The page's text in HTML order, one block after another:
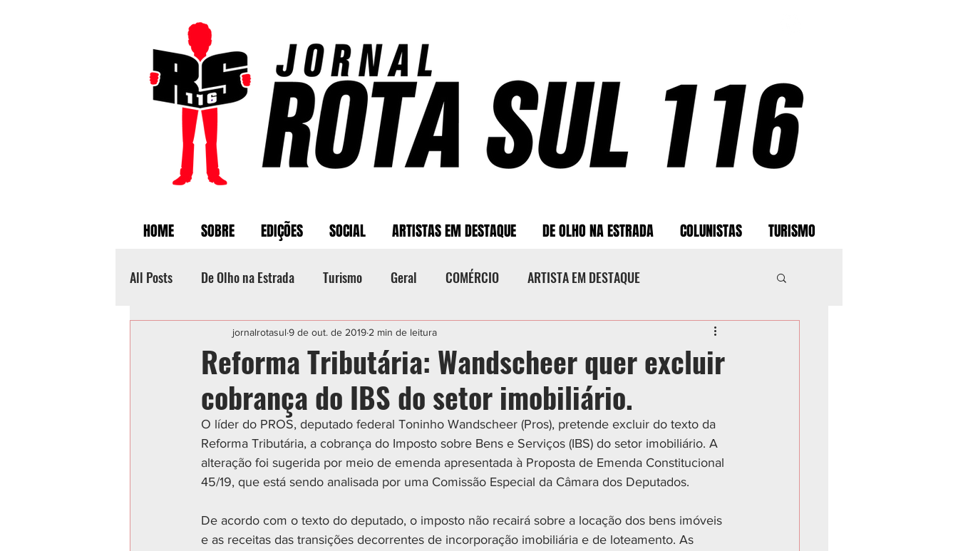
HOME SOBRE EDIÇÕES SOCIAL ARTISTAS EM DESTAQUE DE OLHO NA ESTRADA COLUNISTAS TURISMO
All Posts De Olho na Estrada Turismo Geral COMÉRCIO ARTISTA EM DESTAQUE
Categoria sem título POLICIAL ESPORTE CIDADES
Reforma Tributária: Wandscheer quer excluir
cobrança do IBS do setor imobiliário.
jornalrotasul 9 de out. de 2019 2 min de leitura
O líder do PROS, deputado federal Toninho Wandscheer (Pros), pretende excluir do texto da
Reforma Tributária, a cobrança do Imposto sobre Bens e Serviços (IBS) do setor imobiliário. A
alteração foi sugerida por meio de emenda apresentada à Proposta de Emenda Constitucional
45/19, que está sendo analisada por uma Comissão Especial da Câmara dos Deputados.
De acordo com o texto do deputado, o imposto não recairá sobre a locação dos bens imóveis
e as receitas das transições decorrentes de incorporação imobiliária e de loteamento. As